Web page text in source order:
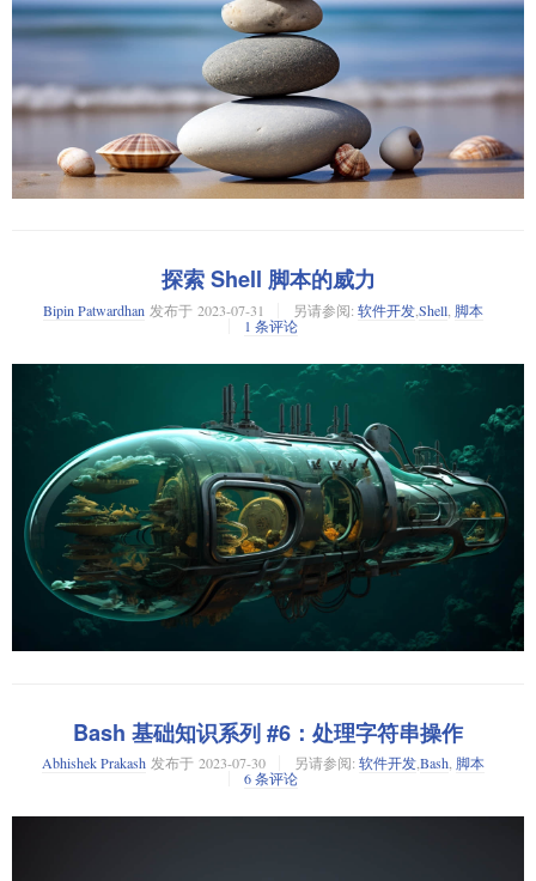
例如，如果你输入下面的命令，它会奏效，但这并不容易理解。不断地输
入相同的命令（甚至要在 Bash 历史记录中搜索）会造成困扰。
相反，你可以把命令放进 shell 脚本中，这样就更容易理解并且可以轻松运
#!/bin/bash
    echo "You are not root"
这还是比较简单的情况。尝试想象一下，一个复杂的脚本可能有五十行或
一百行！
你将会学到什么？
在这个 Bash 脚本教程中，有九个部分。你将会学到：
创建并运行你的第一个 Bash Shell 脚本
使用变量
在你的 Bash 脚本中传递参数和接受用户输入
进行数学计算
操作字符串
使用条件语句，例如
使用 for 、 while 和 until 循环
每个部分的详细章节来更深入地学习。这些章节也都包含了实践练习。
这个教程适合任何想要开始学习 Bash Shell 脚本的人。
让我们通过一个简单的例子来看看这个：
#!/bin/bash
    echo "This is a function"
}
当你运行脚本时，你应该看到这样的输出：
函数是在没有任何参数的情况下被调用的。接下来，让我们看看在 bash 中
如何处理函数的参数。
向函数传递参数
向函数传递参数和向 Bash 脚本传递参数是一样的。你在调用函数时，可以
在函数名旁边写上参数。
让我们用一个例子来看看这个：
    sum=$(($1+$2))
    echo "The sum of $1 and $2 is: $sum"
在 Bash 中有三种类型的循环：
while
until
我将在教程中展示所有三种类型的循环。让我们从最常见的一种开始。
Bash 中的 For 循环
for arg in LIST; do
    commands
这里的 可能是一个数组或者一个项目列表。 括号扩展也是进行循环
的常用手段。
考虑一下我在开始提到的最简单的场景。让我们使用 for 循环打印从 1 到
10 的数字：
#!/bin/bash
for num in {1..10}; do
    echo $num
如果你运行它，你应该会看到像这样的输出：
Bash 支持 if-else 语句，以便你可以在 shell 脚本中使用逻辑推理。
if [ expression ]; then
  ## 如果条件为真则执行此块，否则转到下一个
elif [ expression ]; then
  ## 如果条件为真则执行此块，否则转到下一个
else
  ## 如果以上条件都不成立，则执行此块
elif
用于 “否则如果” 类型的条件。
if-else 条件始终以 fi 结尾。
使用分号 ; 和 then 关键字
探索 Shell 脚本的威力
Bipin Patwardhan 发布于 2023-07-31 另请参阅: 软件开发Shell 脚本
1 条评论
当我们登录到一个 UNIX/Linux 系统时，我们首先注意到的是闪烁的光标和
符号之间的空格。这就是 Shell（交互界面）。多年来，它一直是一种无
处不在（有时甚至是唯一的）与计算机交互的界面。在图形用户界面
（GUI）出现和流行之前，终端和 Shell 是唯一的机制，可以让计算机按照
Bash 基础知识系列 #6：处理字符串操作
Abhishek Prakash 发布于 2023-07-30 另请参阅: 软件开发Bash 脚本
6 条评论